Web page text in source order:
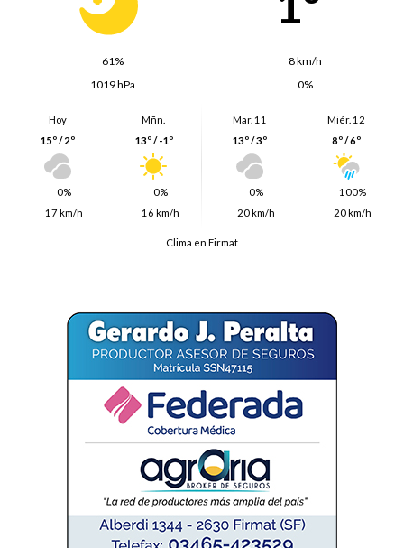
61%
8 km/h
1019 hPa
0%
Hoy
15º / 2º
0%
17 km/h
Mñn.
13º / -1º
0%
16 km/h
Mar. 11
13º / 3º
0%
20 km/h
Miér. 12
8º / 6º
100%
20 km/h
Clima en Firmat